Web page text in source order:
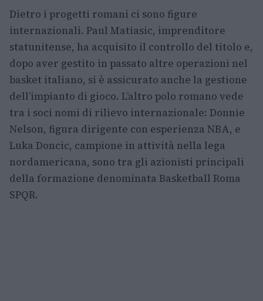
Dietro i progetti romani ci sono figure
internazionali. Paul Matiasic, imprenditore
statunitense, ha acquisito il controllo del titolo e,
dopo aver gestito in passato altre operazioni nel
basket italiano, si è assicurato anche la gestione
dell’impianto di gioco. L’altro polo romano vede
tra i soci nomi di rilievo internazionale: Donnie
Nelson, figura dirigente con esperienza NBA, e
Luka Doncic, campione in attività nella lega
nordamericana, sono tra gli azionisti principali
della formazione denominata Basketball Roma
SPQR.